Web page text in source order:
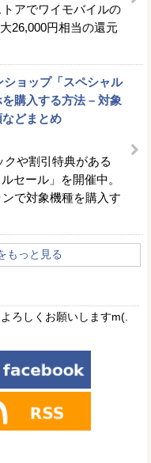
アでワイモバイルの
26,000円相当の還元
ショップ「スペシャル
購入する方法 – 対象
どまとめ
クや割引特典がある
セール」を開催中。
で対象機種を購入す
もっと見る
ろしくお願いしますm(.